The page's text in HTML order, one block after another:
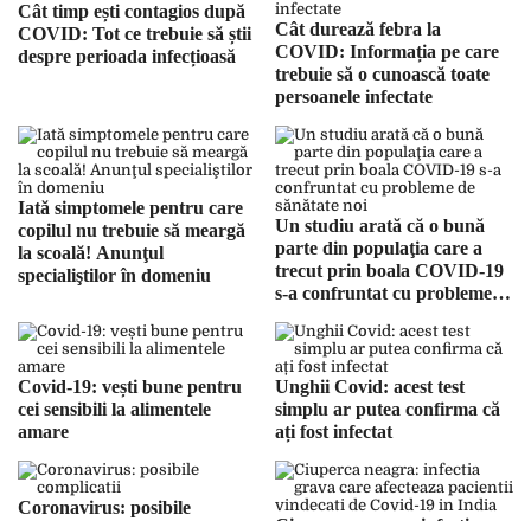
Cât timp ești contagios după
COVID: Tot ce trebuie să știi
despre perioada infecțioasă
Cât durează febra la
COVID: Informația pe care
trebuie să o cunoască toate
persoanele infectate
Iată simptomele pentru care
copilul nu trebuie să meargă
la scoală! Anunţul
specialiştilor în domeniu
Un studiu arată că o bună
parte din populaţia care a
trecut prin boala COVID-19
s-a confruntat cu probleme
Covid-19: vești bune pentru
cei sensibili la alimentele
amare
Unghii Covid: acest test
simplu ar putea confirma că
ați fost infectat
Coronavirus: posibile